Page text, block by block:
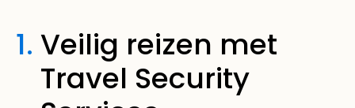
1. Veilig reizen met
Travel Security